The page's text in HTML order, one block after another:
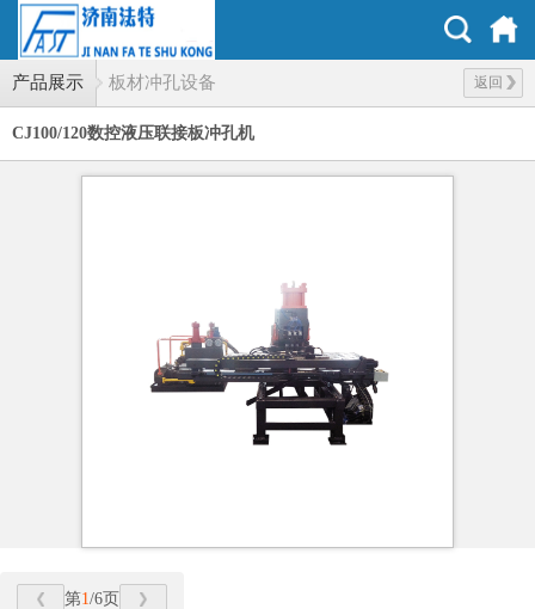
产品展示 返回
板材冲孔设备
CJ100/120数控液压联接板冲孔机
第1/6页